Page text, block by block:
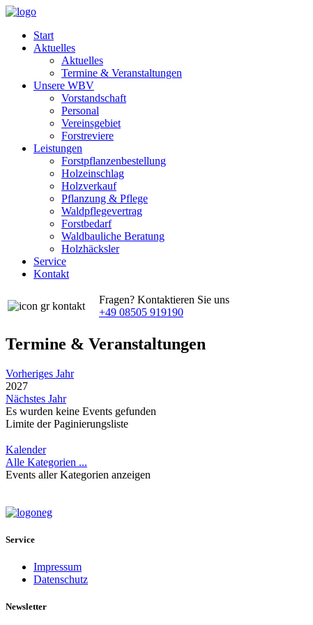
Start
Aktuelles
Aktuelles
Termine & Veranstaltungen
Unsere WBV
Vorstandschaft
Personal
Vereinsgebiet
Forstreviere
Leistungen
Forstpflanzenbestellung
Holzeinschlag
Holzverkauf
Pflanzung & Pflege
Waldpflegevertrag
Forstbedarf
Waldbauliche Beratung
Holzhäcksler
Service
Kontakt
Fragen? Kontaktieren Sie uns
+49 08505 919190
Termine & Veranstaltungen
Vorheriges Jahr
2027
Nächstes Jahr
Es wurden keine Events gefunden
Limite der Paginierungsliste
Kalender
Alle Kategorien ...
Events aller Kategorien anzeigen
Service
Impressum
Datenschutz
Newsletter